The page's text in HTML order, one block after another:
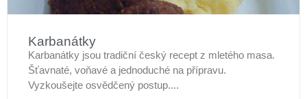
Karbanátky
Karbanátky jsou tradiční český recept z mletého masa.
Šťavnaté, voňavé a jednoduché na přípravu.
Vyzkoušejte osvědčený postup....